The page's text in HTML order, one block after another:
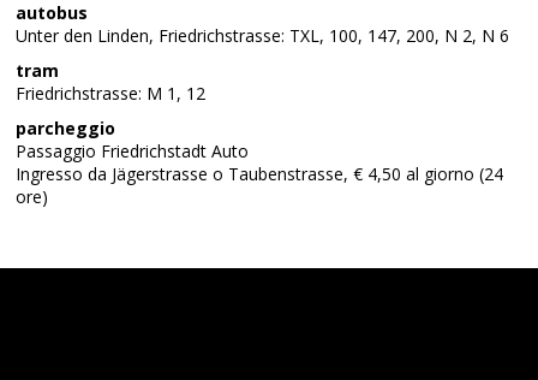
autobus
Unter den Linden, Friedrichstrasse: TXL, 100, 147, 200, N 2, N 6
tram
Friedrichstrasse: M 1, 12
parcheggio
Passaggio Friedrichstadt Auto
Ingresso da Jägerstrasse o Taubenstrasse, € 4,50 al giorno (24
ore)